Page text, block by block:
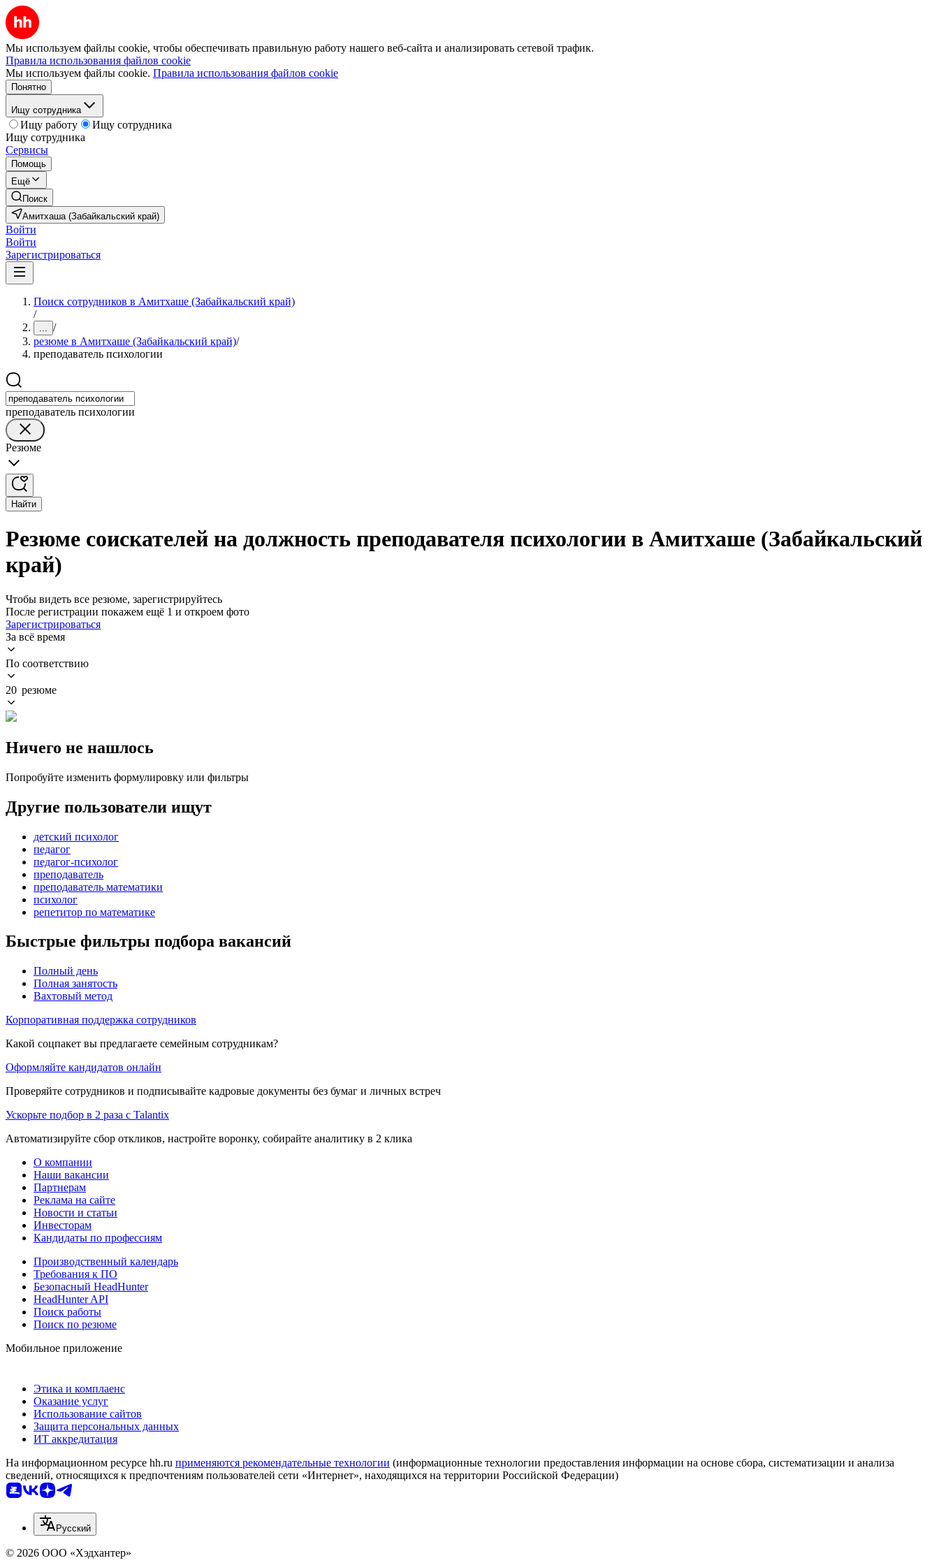
Мы используем файлы cookie, чтобы обеспечивать правильную работу нашего веб-сайта и анализировать сетевой трафик.
Правила использования файлов cookie
Мы используем файлы cookie. Правила использования файлов cookie
Понятно
Ищу сотрудника
Ищу работу
Ищу сотрудника
Ищу сотрудника
Сервисы
Помощь
Ещё
Поиск
Амитхаша (Забайкальский край)
Войти
Войти
Зарегистрироваться
Поиск сотрудников в Амитхаше (Забайкальский край)
/
... /
резюме в Амитхаше (Забайкальский край)/
преподаватель психологии
преподаватель психологии
Резюме
Найти
Резюме соискателей на должность преподавателя психологии в Амитхаше (Забайкальский
край)
Чтобы видеть все резюме, зарегистрируйтесь
После регистрации покажем ещё 1 и откроем фото
Зарегистрироваться
За всё время
По соответствию
20 резюме
Ничего не нашлось
Попробуйте изменить формулировку или фильтры
Другие пользователи ищут
детский психолог
педагог
педагог-психолог
преподаватель
преподаватель математики
психолог
репетитор по математике
Быстрые фильтры подбора вакансий
Полный день
Полная занятость
Вахтовый метод
Корпоративная поддержка сотрудников
Какой соцпакет вы предлагаете семейным сотрудникам?
Оформляйте кандидатов онлайн
Проверяйте сотрудников и подписывайте кадровые документы без бумаг и личных встреч
Ускорьте подбор в 2 раза с Talantix
Автоматизируйте сбор откликов, настройте воронку, собирайте аналитику в 2 клика
О компании
Наши вакансии
Партнерам
Реклама на сайте
Новости и статьи
Инвесторам
Кандидаты по профессиям
Производственный календарь
Требования к ПО
Безопасный HeadHunter
HeadHunter API
Поиск работы
Поиск по резюме
Мобильное приложение
Этика и комплаенс
Оказание услуг
Использование сайтов
Защита персональных данных
ИТ аккредитация
На информационном ресурсе hh.ru применяются рекомендательные технологии (информационные технологии предоставления информации на основе сбора, систематизации и анализа
сведений, относящихся к предпочтениям пользователей сети «Интернет», находящихся на территории Российской Федерации)
Русский
© 2026 ООО «Хэдхантер»